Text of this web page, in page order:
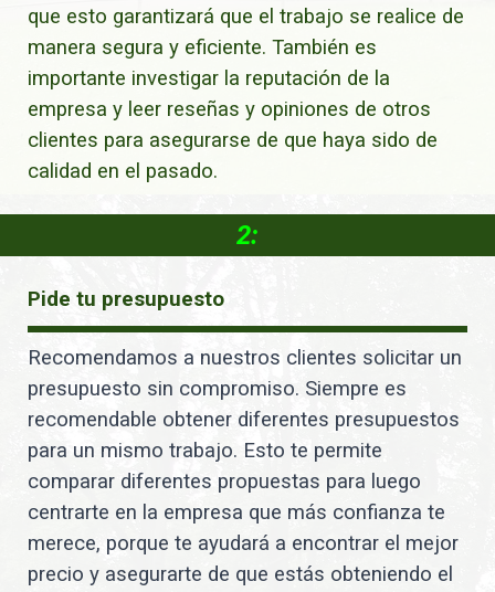
que esto garantizará que el trabajo se realice de
manera segura y eficiente. También es
importante investigar la reputación de la
empresa y leer reseñas y opiniones de otros
clientes para asegurarse de que haya sido de
calidad en el pasado.
2:
Pide tu presupuesto
Recomendamos a nuestros clientes solicitar un
presupuesto sin compromiso. Siempre es
recomendable obtener diferentes presupuestos
para un mismo trabajo. Esto te permite
comparar diferentes propuestas para luego
centrarte en la empresa que más confianza te
merece, porque te ayudará a encontrar el mejor
precio y asegurarte de que estás obteniendo el